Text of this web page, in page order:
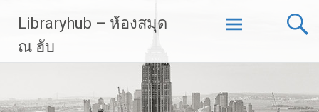
content
Libraryhub – ห้องสมุด
ณ ฮับ